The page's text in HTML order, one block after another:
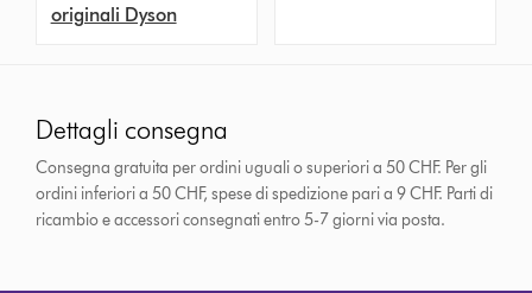
originali Dyson
Dettagli consegna
Consegna gratuita per ordini uguali o superiori a 50 CHF. Per gli
ordini inferiori a 50 CHF, spese di spedizione pari a 9 CHF. Parti di
ricambio e accessori consegnati entro 5-7 giorni via posta.